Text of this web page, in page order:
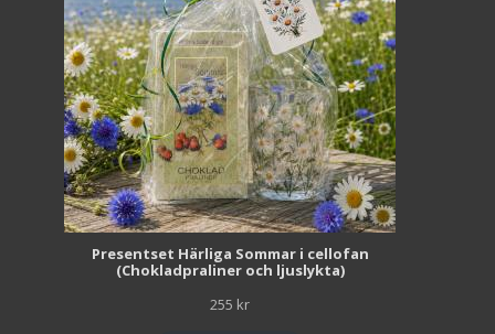
Presentset Härliga Sommar i cellofan
(Chokladpraliner och ljuslykta)
255 kr